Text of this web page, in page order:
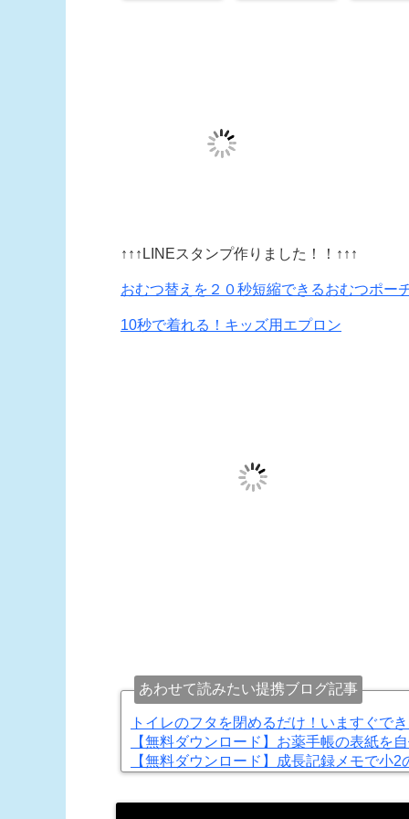
↑↑↑LINEスタンプ作りました！！↑↑↑
おむつ替えを２０秒短縮できるおむつポー
10秒で着れる！キッズ用エプロン
あわせて読みたい提携ブログ記事
トイレのフタを閉めるだけ！いますぐで
【無料ダウンロード】お薬手帳の表紙を
【無料ダウンロード】成長記録メモで小